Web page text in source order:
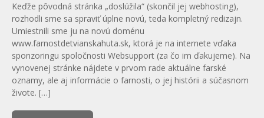
Keďže pôvodná stránka „doslúžila“ (skončil jej webhosting),
rozhodli sme sa spraviť úplne novú, teda kompletný redizajn.
Umiestnili sme ju na novú doménu
www.farnostdetvianskahuta.sk, ktorá je na internete vďaka
sponzoringu spoločnosti Websupport (za čo im ďakujeme). Na
vynovenej stránke nájdete v prvom rade aktuálne farské
oznamy, ale aj informácie o farnosti, o jej histórii a súčasnom
živote. […]